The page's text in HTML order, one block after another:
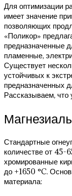
Для оптимизации
имеет значение
позволяющих
«Поликор»
предназначенные
пламенные,
Существует
устойчивых к
предназначенных
Рассказываем, что
Стандартные
количестве от 45-
хромированные
до +1650 °C.
материала: